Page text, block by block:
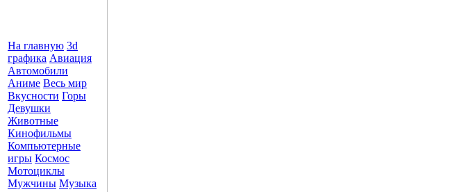
На главную 3d
графика Авиация
Автомобили
Аниме Весь мир
Вкусности Горы
Девушки
Животные
Кинофильмы
Компьютерные
игры Космос
Мотоциклы
Мужчины Музыка